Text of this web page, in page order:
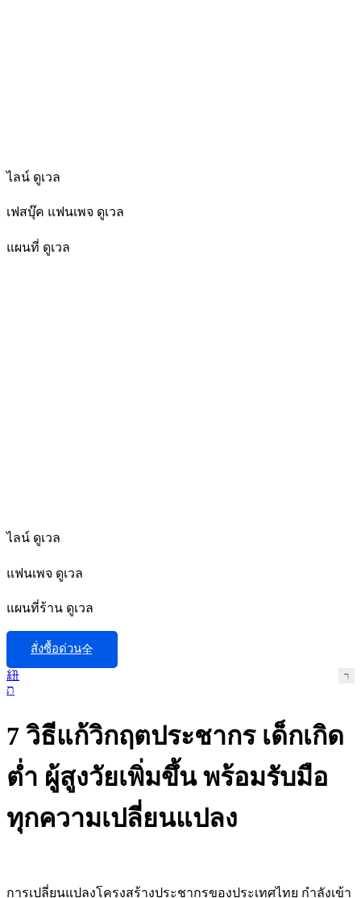
ไลน์ ดูเวล
เฟสบุ๊ค แฟนเพจ ดูเวล
แผนที่ ดูเวล
ไลน์ ดูเวล
แฟนเพจ ดูเวล
แผนที่ร้าน ดูเวล
สั่งซื้อด่วน
7 วิธีแก้วิกฤตประชากร เด็กเกิด
ต่ำ ผู้สูงวัยเพิ่มขึ้น พร้อมรับมือ
ทุกความเปลี่ยนแปลง
การเปลี่ยนแปลงโครงสร้างประชากรของประเทศไทย กำลังเข้า